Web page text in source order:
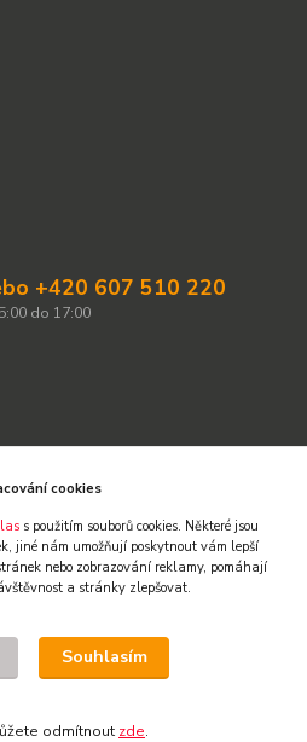
+420 607 510 220
do 17:00
sběr cookies.
Obsah těchto webových stránek je
dále šířit jinými kanály. Výjimkou je tisk
citace či náhledy na sociálních sítích s
webu je Miroslav Závrbský.
cookies
s použitím souborů cookies. Některé jsou
jiné nám umožňují poskytnout vám lepší
nebo zobrazování reklamy, pomáhají
a stránky zlepšovat.
Souhlasím
odmítnout zde.